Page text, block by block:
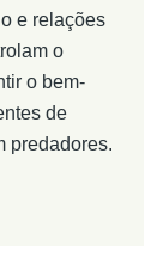
e relações
o
o bem-
de
predadores.